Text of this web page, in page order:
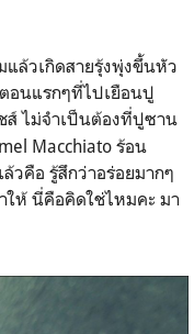
ล้วเกิดสายรุ้งพุ่งขึ้นหัว
อนแรกๆที่ไปเยือนปู
ส์ ไม่จำเป็นต้องที่ปูซาน
Macchiato ร้อน
วคือ รู้สึกว่าอร่อยมากๆ
ห้ นี่คือคิดใช่ไหมคะ มา